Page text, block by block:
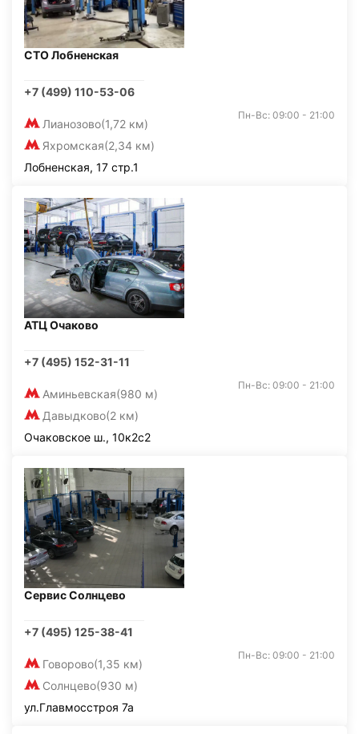
СТО Лобненская
+7 (499) 110-53-06
Лианозово(1,72 км)
Яхромская(2,34 км)
Пн-Вс: 09:00 - 21:00
Лобненская, 17 стр.1
АТЦ Очаково
+7 (495) 152-31-11
Аминьевская(980 м)
Давыдково(2 км)
Пн-Вс: 09:00 - 21:00
Очаковское ш., 10к2с2
Сервис Солнцево
+7 (495) 125-38-41
Говорово(1,35 км)
Солнцево(930 м)
Пн-Вс: 09:00 - 21:00
ул.Главмосстроя 7а